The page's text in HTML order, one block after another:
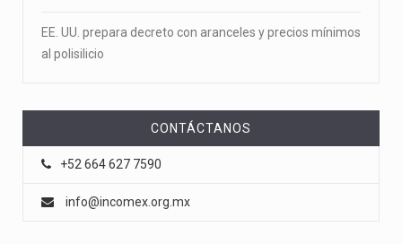
EE. UU. prepara decreto con aranceles y precios mínimos
al polisilicio
CONTÁCTANOS
+52 664 627 7590
info@incomex.org.mx